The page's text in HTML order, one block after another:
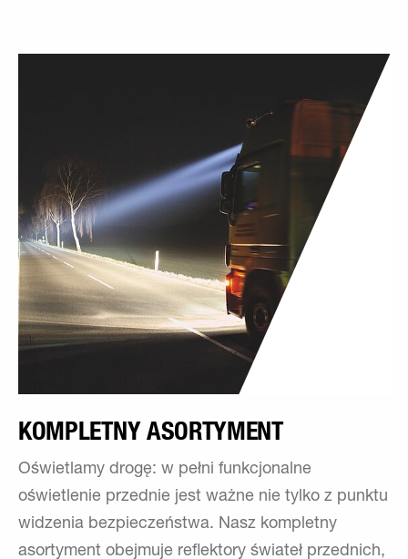
KOMPLETNY ASORTYMENT
Oświetlamy drogę: w pełni funkcjonalne
oświetlenie przednie jest ważne nie tylko z punktu
widzenia bezpieczeństwa. Nasz kompletny
asortyment obejmuje reflektory świateł przednich,